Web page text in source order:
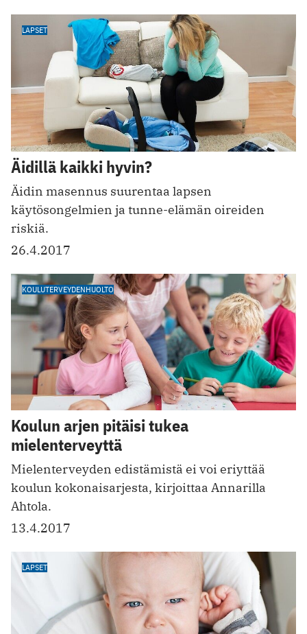
LAPSET
Äidillä kaikki hyvin?
Äidin masennus suurentaa lapsen
käytösongelmien ja tunne-elämän oireiden
riskiä.
26.4.2017
KOULUTERVEYDENHUOLTO
Koulun arjen pitäisi tukea
mielenterveyttä
Mielenterveyden edistämistä ei voi eriyttää
koulun kokonaisarjesta, kirjoittaa Annarilla
Ahtola.
13.4.2017
LAPSET